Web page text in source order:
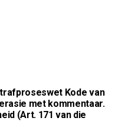
Kode van
met kommentaar.
(Art. 171 van die